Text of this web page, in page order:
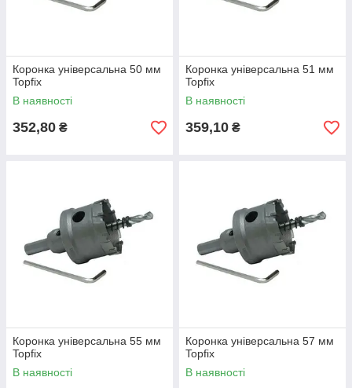
Коронка універсальна 50 мм
Topfix
В наявності
352,80 ₴
Коронка універсальна 51 мм
Topfix
В наявності
359,10 ₴
Коронка універсальна 55 мм
Topfix
В наявності
Коронка універсальна 57 мм
Topfix
В наявності